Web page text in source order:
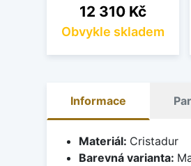
Cena
12 310 Kč
Obvykle skladem
Informace
Materiál: Cristadur
Barevná varianta: